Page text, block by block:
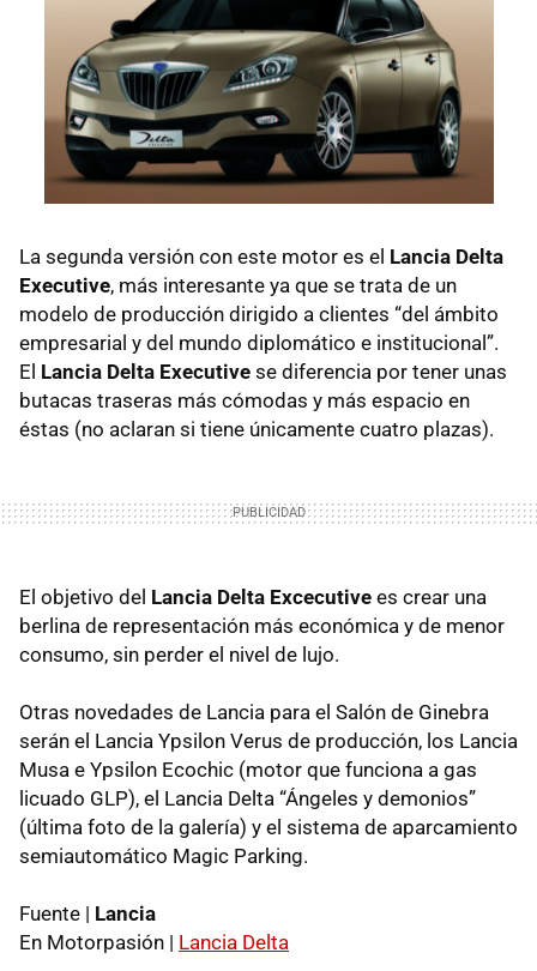
La segunda versión con este motor es el Lancia Delta
Executive, más interesante ya que se trata de un
modelo de producción dirigido a clientes “del ámbito
empresarial y del mundo diplomático e institucional”.
El Lancia Delta Executive se diferencia por tener unas
butacas traseras más cómodas y más espacio en
éstas (no aclaran si tiene únicamente cuatro plazas).
El objetivo del Lancia Delta Excecutive es crear una
berlina de representación más económica y de menor
consumo, sin perder el nivel de lujo.
Otras novedades de Lancia para el Salón de Ginebra
serán el Lancia Ypsilon Verus de producción, los Lancia
Musa e Ypsilon Ecochic (motor que funciona a gas
licuado GLP), el Lancia Delta “Ángeles y demonios”
(última foto de la galería) y el sistema de aparcamiento
semiautomático Magic Parking.
Fuente | Lancia
En Motorpasión | Lancia Delta